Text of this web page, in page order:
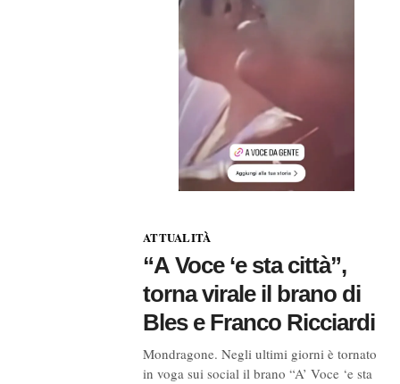
ATTUALITÀ
“A Voce ‘e sta città”,
torna virale il brano di
Bles e Franco Ricciardi
Mondragone. Negli ultimi giorni è tornato
in voga sui social il brano “A’ Voce ‘e sta